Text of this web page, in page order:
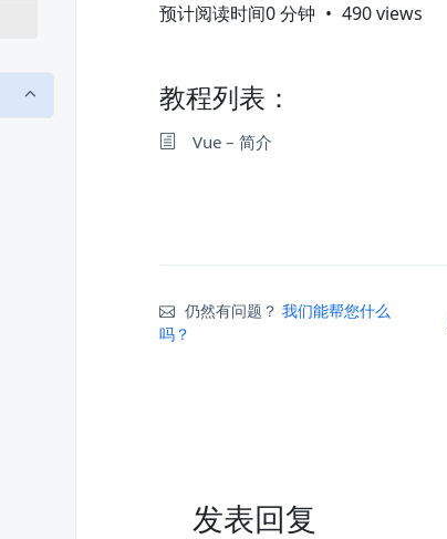
预计阅读时间0 分钟 490 views
教程列表：
Vue – 简介
仍然有问题？我们能帮您什么
吗？
发表回复